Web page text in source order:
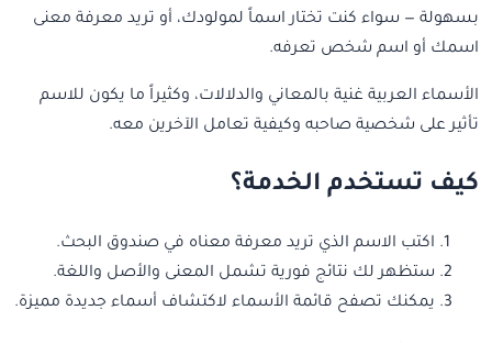
بسهولة — سواء كنت تختار اسماً لمولودك، أو تريد معرفة معنى
اسمك أو اسم شخص تعرفه.
الأسماء العربية غنية بالمعاني والدلالات، وكثيراً ما يكون للاسم
تأثير على شخصية صاحبه وكيفية تعامل الآخرين معه.
كيف تستخدم الخدمة؟
اكتب الاسم الذي تريد معرفة معناه في صندوق البحث.
ستظهر لك نتائج فورية تشمل المعنى والأصل واللغة.
يمكنك تصفح قائمة الأسماء لاكتشاف أسماء جديدة مميزة.